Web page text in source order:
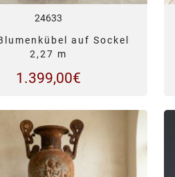
24633
auf Sockel
2,27 m
1.399,00€